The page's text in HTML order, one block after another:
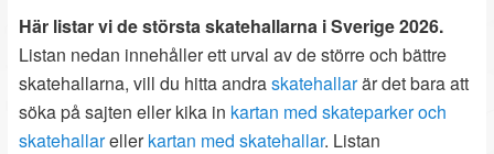
Här listar vi de största skatehallarna i Sverige 2026.
Listan nedan innehåller ett urval av de större och bättre
skatehallarna, vill du hitta andraskatehallarär det bara att
söka på sajten eller kika in kartan med skateparker och
skatehallarellerkartan med skatehallar. Listan